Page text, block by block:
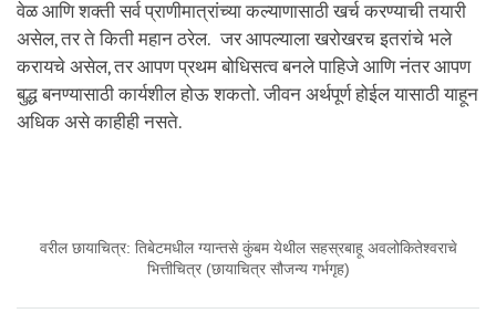
वेळ आणि शक्ती सर्व प्राणीमात्रांच्या कल्याणासाठी खर्च करण्याची तयारी
असेल, तर ते किती महान ठरेल. जर आपल्याला खरोखरच इतरांचे भले
करायचे असेल, तर आपण प्रथम बोधिसत्व बनले पाहिजे आणि नंतर आपण
बुद्ध बनण्यासाठी कार्यशील होऊ शकतो. जीवन अर्थपूर्ण होईल यासाठी याहून
अधिक असे काहीही नसते.
वरील छायाचित्र: तिबेटमधील ग्यान्तसे कुंबम येथील सहस्रबाहू अवलोकितेश्वराचे
भित्तीचित्र (छायाचित्र सौजन्य गर्भगृह)